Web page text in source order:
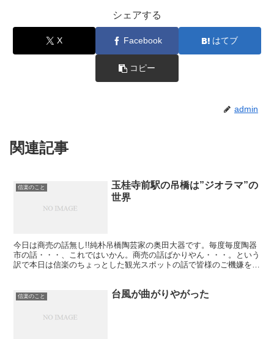
シェアする
X Facebook はてブ
コピー
admin
関連記事
信楽のこと
玉桂寺前駅の吊橋は”ジオラマ”の
世界
今日は商売の話無し!!純朴吊橋陶芸家の奥田大器です。毎度毎度陶器
市の話・・・、これではいかん。商売の話ばかりやん・・・。という
訳で本日は信楽のちょっとした観光スポットの話で皆様のご機嫌を伺
信楽のこと 台風が曲がりやがった